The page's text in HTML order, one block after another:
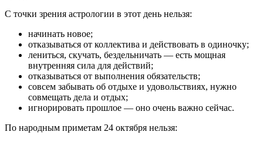
С точки зрения астрологии в этот день нельзя:
начинать новое;
отказываться от коллектива и действовать в одиночку;
лениться, скучать, бездельничать — есть мощная
внутренняя сила для действий;
отказываться от выполнения обязательств;
совсем забывать об отдыхе и удовольствиях, нужно
совмещать дела и отдых;
игнорировать прошлое — оно очень важно сейчас.
По народным приметам 24 октября нельзя: